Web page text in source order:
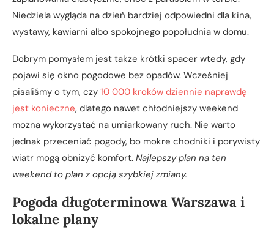
Niedziela wygląda na dzień bardziej odpowiedni dla kina,
wystawy, kawiarni albo spokojnego popołudnia w domu.
Dobrym pomysłem jest także krótki spacer wtedy, gdy
pojawi się okno pogodowe bez opadów. Wcześniej
pisaliśmy o tym, czy 10 000 kroków dziennie naprawdę
jest konieczne, dlatego nawet chłodniejszy weekend
można wykorzystać na umiarkowany ruch. Nie warto
jednak przeceniać pogody, bo mokre chodniki i porywisty
wiatr mogą obniżyć komfort. Najlepszy plan na ten
weekend to plan z opcją szybkiej zmiany.
Pogoda długoterminowa Warszawa i
lokalne plany